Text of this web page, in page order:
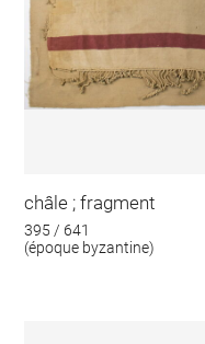
châle ; fragment
395 / 641
(époque byzantine)